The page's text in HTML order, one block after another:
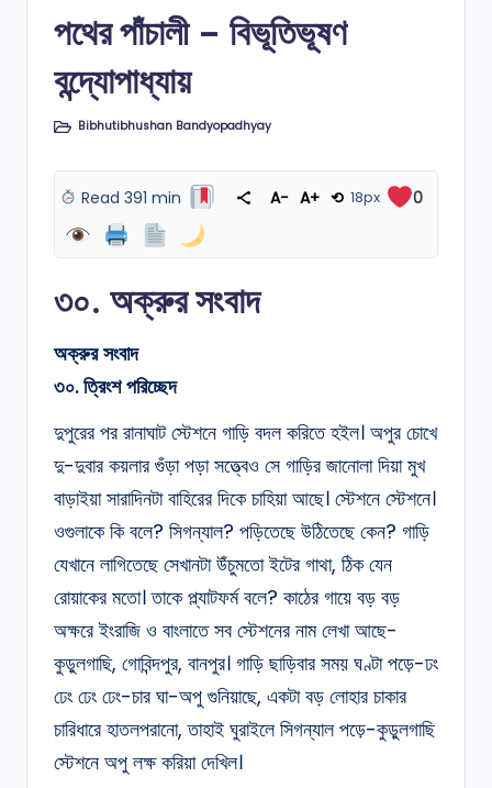
পথের পাঁচালী – বিভূতিভূষণ
বন্দ্যোপাধ্যায়
PostedBibhutibhushan Bandyopadhyay
Read 391 min A− A+ ⟲ 18px 0
৩০. অক্রুর সংবাদ
অক্রুর সংবাদ
৩০.ত্রিংশ পরিচ্ছেদ
দুপুরের পর রানাঘাট স্টেশনে গাড়ি বদল করিতে হইল। অপুর চোখে
দু-দুবার কয়লার গুঁড়া পড়া সত্ত্বেও সে গাড়ির জানোলা দিয়া মুখ
বাড়াইয়া সারাদিনটা বাহিরের দিকে চাহিয়া আছে। স্টেশনে স্টেশনে।
ওগুলাকে কি বলে? সিগন্যাল? পড়িতেছে উঠিতেছে কেন? গাড়ি
যেখানে লাগিতেছে সেখানটা উঁচুমতো ইটের গাথা, ঠিক যেন
রোয়াকের মতো। তাকে প্ল্যাটফর্ম বলে? কাঠের গায়ে বড় বড়
অক্ষরে ইংরাজি ও বাংলাতে সব স্টেশনের নাম লেখা আছে-
কুড়ুলগাছি, গোবিন্দপুর, বানপুর। গাড়ি ছাড়িবার সময় ঘণ্টা পড়ে-ঢং
ঢেং ঢেং ঢেং-চার ঘা-অপু গুনিয়াছে, একটা বড় লোহার চাকার
চারিধারে হাতলপরানো, তাহাই ঘুরাইলে সিগন্যাল পড়ে-কুড়ুলগাছি
স্টেশনে অপু লক্ষ করিয়া দেখিল।